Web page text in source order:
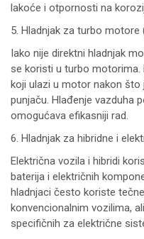
lakoće i otpornosti na
5. Hladnjak za turbo motore
Iako nije direktni hladnjak
se koristi u turbo motorima.
koji ulazi u motor nakon
punjaču. Hlađenje vazduha
omogućava efikasniji rad.
6. Hladnjak za hibridne i
Električna vozila i hibridi
baterija i električnih
hladnjaci često koriste
konvencionalnim vozilima,
specifičnih za električne